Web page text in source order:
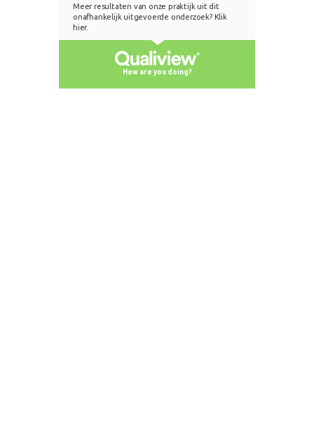
Meer resultaten van onze praktijk uit dit
onafhankelijk uitgevoerde onderzoek? Klik
hier.
How are you doing?